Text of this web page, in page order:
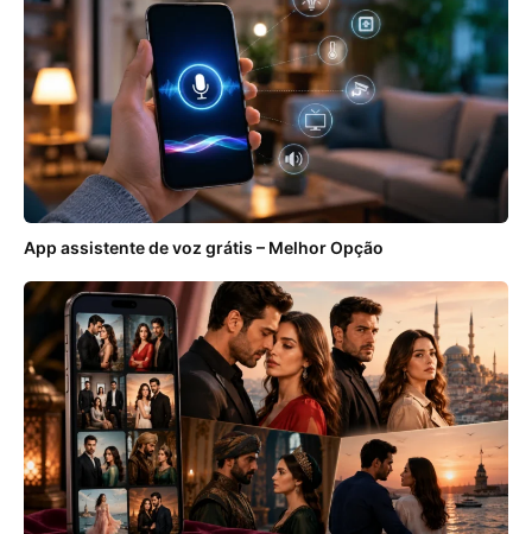
App assistente de voz grátis – Melhor Opção